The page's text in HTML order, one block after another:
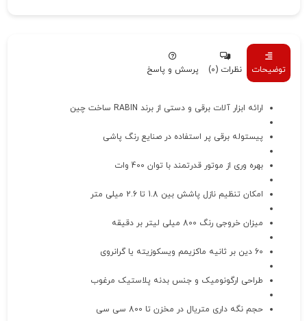
توضیحات نظرات (0) پرسش و پاسخ
ارائه ابزار آلات برقی و دستی از برند RABIN ساخت چین
پیستوله برقی پر استفاده در صنایع رنگ پاشی
بهره وری از موتور قدرتمند با توان 400 وات
امکان تنظیم نازل پاشش بین 1.8 تا 2.6 میلی متر
میزان خروجی رنگ 800 میلی لیتر بر دقیقه
60 دین بر ثانیه ماکزیمم ویسکوزیته یا گرانروی
طراحی ارگونومیک و جنس بدنه پلاستیک مرغوب
حجم نگه داری متریال در مخزن تا 800 سی سی